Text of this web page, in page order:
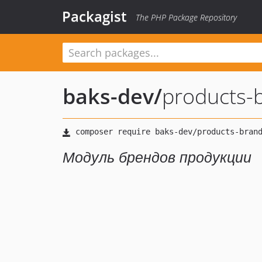
Packagist The PHP Package Repository
baks-dev/products-
Модуль брендов продукции